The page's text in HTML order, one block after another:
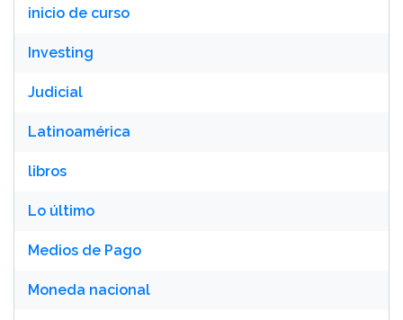
inicio de curso
Investing
Judicial
Latinoamérica
libros
Lo último
Medios de Pago
Moneda nacional